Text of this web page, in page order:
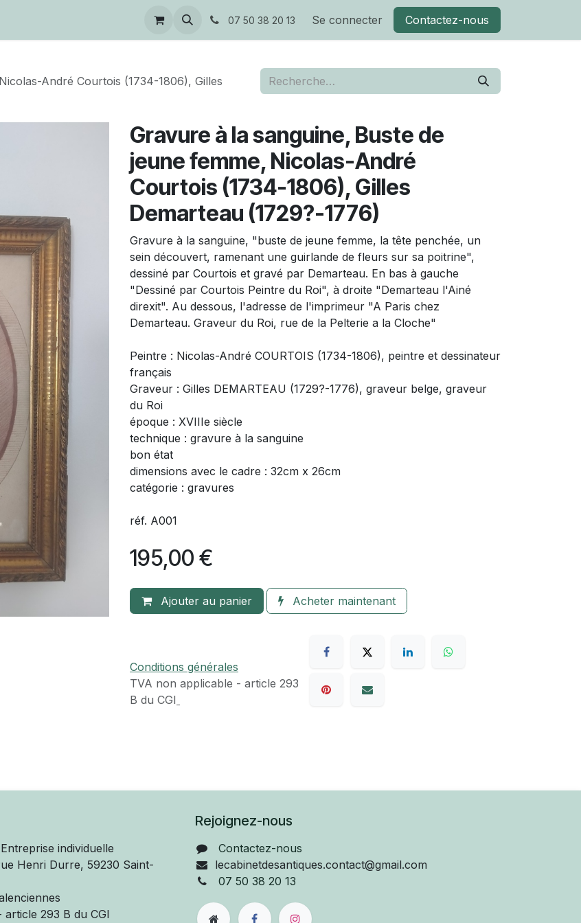
07 50 38 20 13 Se connecter Contactez-nous
André Courtois (1734-1806), Gilles
Gravure à la sanguine, Buste de
jeune femme, Nicolas-André
Courtois (1734-1806), Gilles
Demarteau (1729?-1776)
Gravure à la sanguine, "buste de jeune femme, la tête penchée, un
sein découvert, ramenant une guirlande de fleurs sur sa poitrine",
dessiné par Courtois et gravé par Demarteau. En bas à gauche
"Dessiné par Courtois Peintre du Roi", à droite "Demarteau l'Ainé
direxit". Au dessous, l'adresse de l'imprimeur "A Paris chez
Demarteau. Graveur du Roi, rue de la Pelterie a la Cloche"
Peintre : Nicolas-André COURTOIS (1734-1806), peintre et dessinateur
français
Graveur : Gilles DEMARTEAU (1729?-1776), graveur belge, graveur
du Roi
époque : XVIIIe siècle
technique : gravure à la sanguine
bon état
dimensions avec le cadre : 32cm x 26cm
catégorie : gravures
réf. A001
195,00 €
Ajouter au panier Acheter maintenant
Conditions générales
TVA​ non applicable - article 293
B du CGI
individuelle
Henri Durre, 59230 Saint-
293 B du CGI
Rejoignez-nous
Contactez-nous
lecabinetdesantiques.contact@gmail.com
07 50 38 20 13